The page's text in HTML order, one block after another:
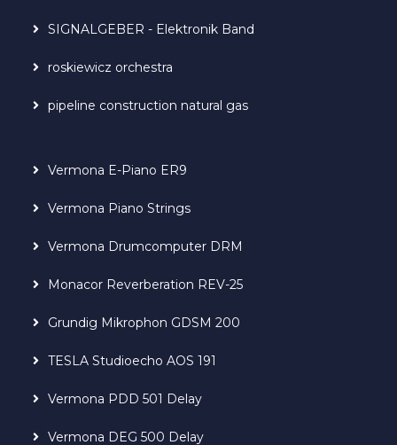
SIGNALGEBER - Elektronik Band
roskiewicz orchestra
pipeline construction natural gas
Vermona E-Piano ER9
Vermona Piano Strings
Vermona Drumcomputer DRM
Monacor Reverberation REV-25
Grundig Mikrophon GDSM 200
TESLA Studioecho AOS 191
Vermona PDD 501 Delay
Vermona DEG 500 Delay